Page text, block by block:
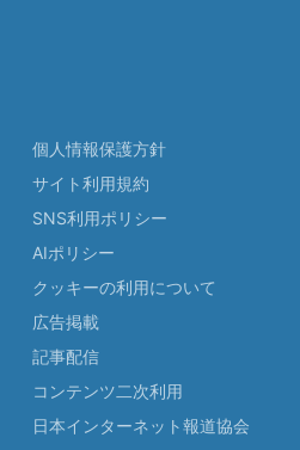
個人情報保護方針
サイト利用規約
SNS利用ポリシー
AIポリシー
クッキーの利用について
広告掲載
記事配信
コンテンツ二次利用
日本インターネット報道協会